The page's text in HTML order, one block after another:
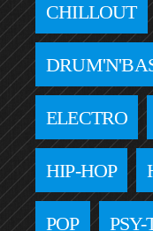
CHILLOUT
ELECTRO
HIP-HOP
POP